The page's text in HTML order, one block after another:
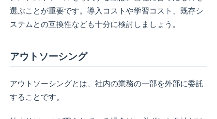
選ぶことが重要です。導入コストや学習コスト、既存シ
ステムとの互換性なども十分に検討しましょう。
アウトソーシング
アウトソーシングとは、社内の業務の一部を外部に委託
することです。